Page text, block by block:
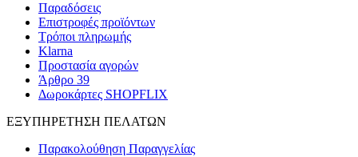
Παραδόσεις
Επιστροφές προϊόντων
Τρόποι πληρωμής
Klarna
Προστασία αγορών
Άρθρο 39
Δωροκάρτες SHOPFLIX
ΕΞΥΠΗΡΕΤΗΣΗ ΠΕΛΑΤΩΝ
Παρακολούθηση Παραγγελίας